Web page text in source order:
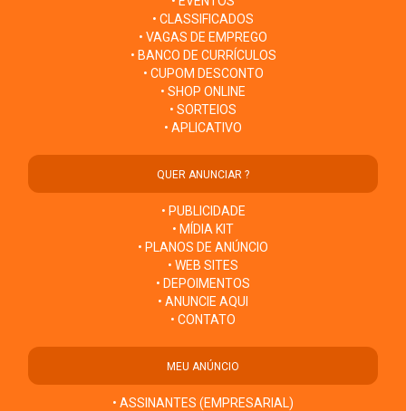
• CLASSIFICADOS
• VAGAS DE EMPREGO
• BANCO DE CURRÍCULOS
• CUPOM DESCONTO
• SHOP ONLINE
• SORTEIOS
• APLICATIVO
QUER ANUNCIAR ?
• PUBLICIDADE
• MÍDIA KIT
• PLANOS DE ANÚNCIO
• WEB SITES
• DEPOIMENTOS
• ANUNCIE AQUI
• CONTATO
MEU ANÚNCIO
• ASSINANTES (EMPRESARIAL)